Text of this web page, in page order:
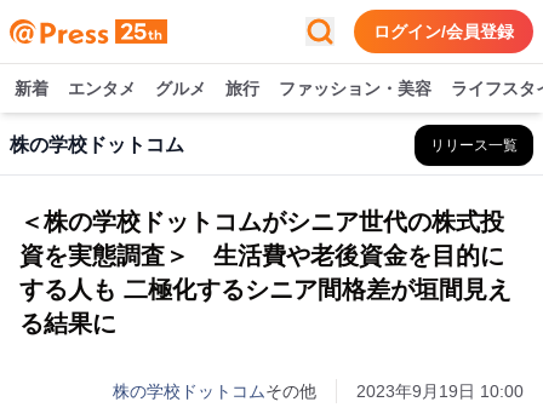
ログイン/会員登録
新着 エンタメ グルメ 旅行 ファッション・美容 ライフスタ
株の学校ドットコム リリース一覧
＜株の学校ドットコムがシニア世代の株式投
資を実態調査＞ 生活費や老後資金を目的に
する人も 二極化するシニア間格差が垣間見え
る結果に
株の学校ドットコムその他 2023年9月19日 10:00